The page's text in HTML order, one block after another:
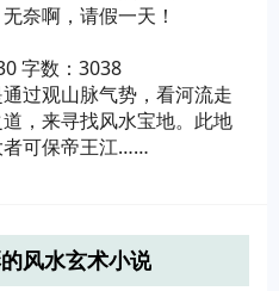
奈啊，请假一天！
字数：3038
过观山脉气势，看河流走
，来寻找风水宝地。此地
者可保帝王江……
风水玄术小说